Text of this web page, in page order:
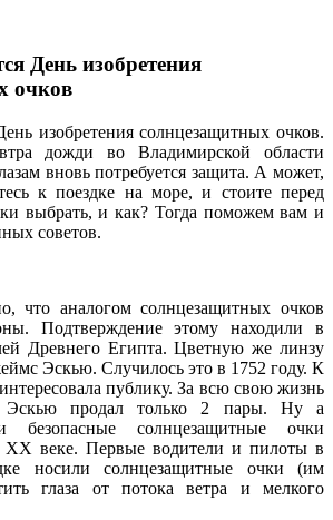
День изобретения
очков
изобретения солнцезащитных очков.
дожди во Владимирской области
вновь потребуется защита. А может,
к поездке на море, и стоите перед
выбрать, и как? Тогда поможем вам и
советов.
что аналогом солнцезащитных очков
Подтверждение этому находили в
Древнего Египта. Цветную же линзу
Эскью. Случилось это в 1752 году. К
публику. За всю свою жизнь
Эскью продал только 2 пары. Ну а
безопасные солнцезащитные очки
XX веке. Первые водители и пилоты в
носили солнцезащитные очки (им
глаза от потока ветра и мелкого